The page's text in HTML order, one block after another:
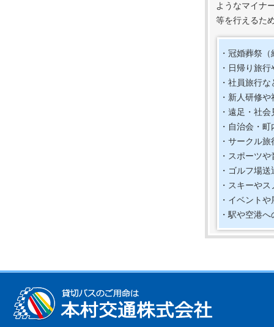
秋の全
令和7年
1.歩行者
反射材
2.なが
夕暮れ
3.自転
の徹底と
ヘルメ
９月３
ようなマイナ
等を行えるた
・冠婚葬祭
・日帰り旅
・社員旅行
・新人研修
・遠足・社
・自治会・
・サークル
・スポーツ
・ゴルフ場
・スキーや
・イベント
・駅や空港